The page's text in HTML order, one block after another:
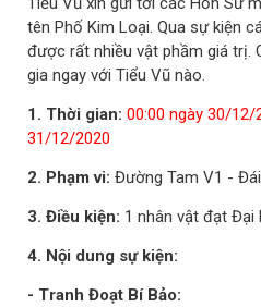
tên Phố Kim Loại. Qua sự kiện
được rất nhiều vật phầm giá trị.
gia ngay với Tiểu Vũ nào.
1. Thời gian: 00:00 ngày 30/12/
31/12/2020
2. Phạm vi: Đường Tam V1 -
3. Điều kiện: 1 nhân vật đạt Đại
4. Nội dung sự kiện:
- Tranh Đoạt Bí Bảo: